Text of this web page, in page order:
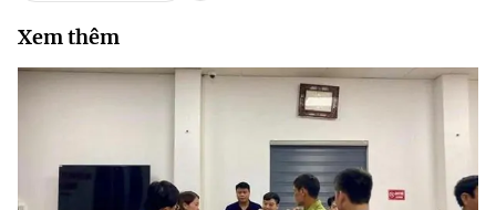
Xem thêm